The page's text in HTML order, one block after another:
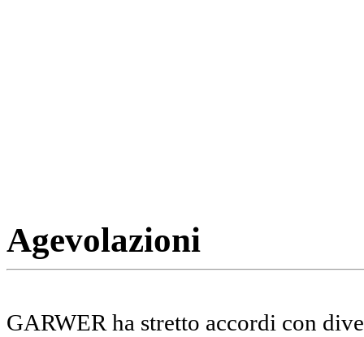
Agevolazioni
GARWER ha stretto accordi con